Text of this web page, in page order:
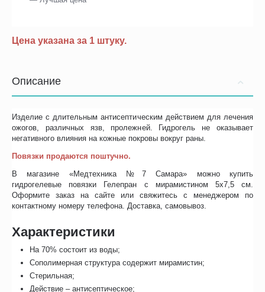
Цена указана за 1 штуку.
Описание
Изделие с длительным антисептическим действием для лечения
ожогов, различных язв, пролежней. Гидрогель не оказывает
негативного влияния на кожные покровы вокруг раны.
Повязки продаются поштучно.
В магазине «Медтехника №7 Самара» можно купить
гидрогелевые повязки Гелепран с мирамистином 5х7,5 см.
Оформите заказ на сайте или свяжитесь с менеджером по
контактному номеру телефона. Доставка, самовывоз.
Характеристики
На 70% состоит из воды;
Сополимерная структура содержит мирамистин;
Стерильная;
Действие – антисептическое;